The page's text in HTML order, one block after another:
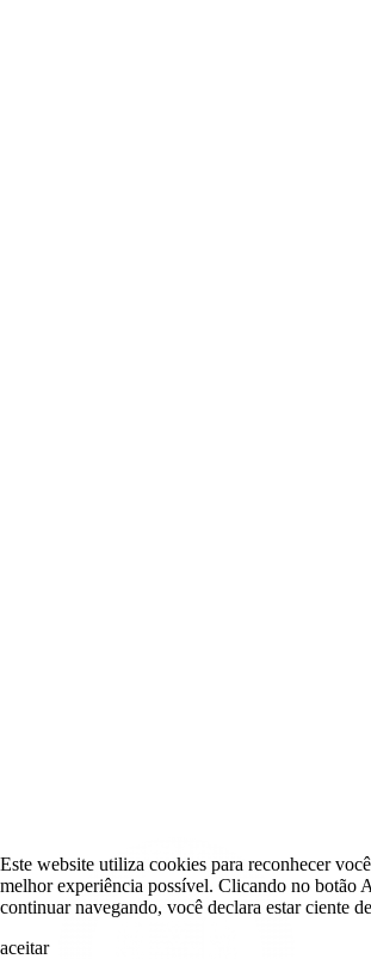
Este website utiliza cookies para reconhecer
melhor experiência possível. Clicando no botão
continuar navegando, você declara estar ciente
aceitar